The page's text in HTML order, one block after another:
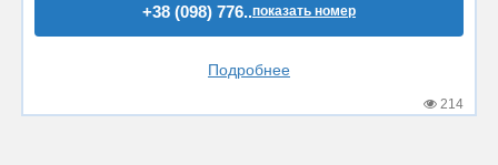
+38 (098) 776..показать номер
Подробнее
214